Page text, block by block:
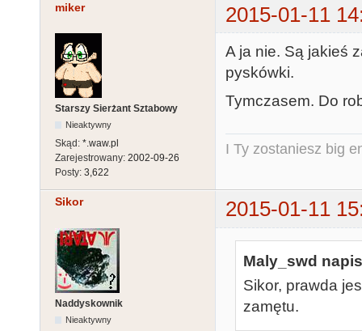
miker 2015-01-11
Starszy Sierżant Sztabowy
Nieaktywny
Skąd: *.waw.pl
Zarejestrowany: 2002-09-26
Posty: 3,622
A ja nie. Są jakieś
pyskówki.
Tymczasem. Do
I Ty zostaniesz big
Sikor 2015-01-11
Naddyskownik
Nieaktywny
Maly_swd
Sikor, prawda
zamętu.